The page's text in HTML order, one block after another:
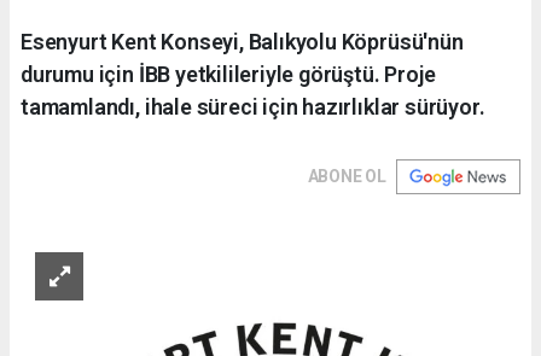
Esenyurt Kent Konseyi, Balıkyolu Köprüsü'nün
durumu için İBB yetkilileriyle görüştü. Proje
tamamlandı, ihale süreci için hazırlıklar sürüyor.
ABONE OL